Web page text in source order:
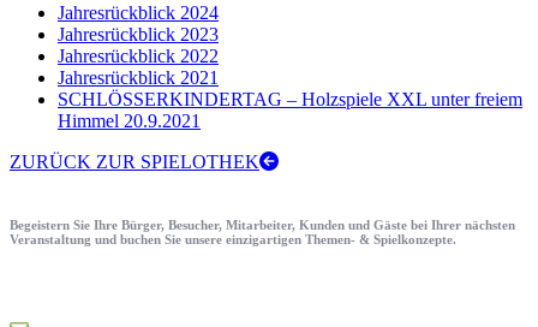
Jahresrückblick 2024
Jahresrückblick 2023
Jahresrückblick 2022
Jahresrückblick 2021
SCHLÖSSERKINDERTAG – Holzspiele XXL unter freiem
Himmel 20.9.2021
ZURÜCK ZUR SPIELOTHEK
Begeistern Sie Ihre Bürger, Besucher, Mitarbeiter, Kunden und Gäste bei Ihrer nächsten
Veranstaltung und buchen Sie unsere einzigartigen Themen- & Spielkonzepte.